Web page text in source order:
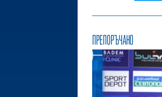
ПРЕПОРЪЧАНО